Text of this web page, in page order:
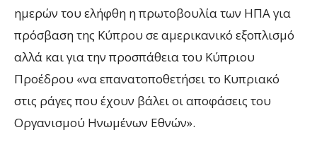
ημερών του ελήφθη η πρωτοβουλία των ΗΠΑ για
πρόσβαση της Κύπρου σε αμερικανικό εξοπλισμό
αλλά και για την προσπάθεια του Κύπριου
Προέδρου «να επανατοποθετήσει το Κυπριακό
στις ράγες που έχουν βάλει οι αποφάσεις του
Οργανισμού Ηνωμένων Εθνών».